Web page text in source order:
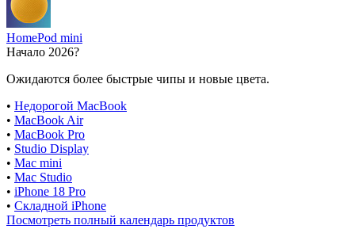
HomePod mini
Начало 2026?
Ожидаются более быстрые чипы и новые цвета.
• Недорогой MacBook
• MacBook Air
• MacBook Pro
• Studio Display
• Mac mini
• Mac Studio
• iPhone 18 Pro
• Складной iPhone
Посмотреть полный календарь продуктов